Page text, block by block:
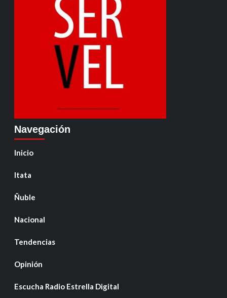
Navegación
Inicio
Itata
Ñuble
Nacional
Tendencias
Opinión
Escucha Radio Estrella Digital